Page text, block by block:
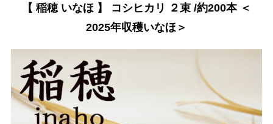
【 稲穂 いなほ 】 コシヒカリ ２束 /約200本 ＜
2025年収穫いなほ＞